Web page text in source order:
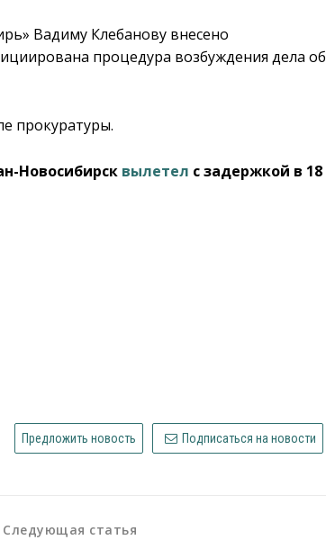
Вадиму Клебанову внесено
процедура возбуждения дела об
прокуратуры.
Новосибирск вылетел с задержкой в 18
Предложить новость Подписаться на новости
Следующая статья